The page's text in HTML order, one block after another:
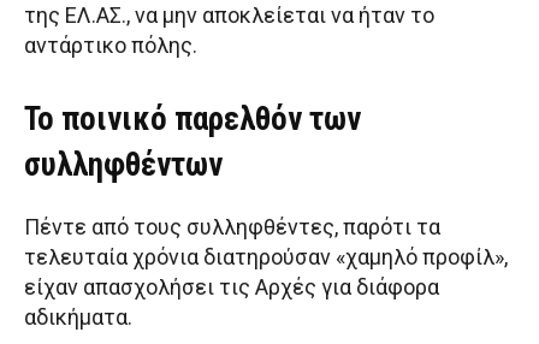
της ΕΛ.ΑΣ., να μην αποκλείεται να ήταν το
αντάρτικο πόλης.
Το ποινικό παρελθόν των
συλληφθέντων
Πέντε από τους συλληφθέντες, παρότι τα
τελευταία χρόνια διατηρούσαν «χαμηλό προφίλ»,
είχαν απασχολήσει τις Αρχές για διάφορα
αδικήματα.